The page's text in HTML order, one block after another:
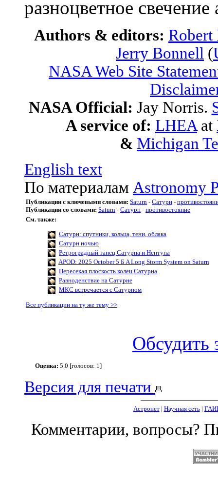
разноцветное
Authors & editors:
Jerry Bonnell (
NASA Web Site
NASA Official: Jay Norris.
A service of: LHEA at
& Michigan
English text
По материалам Astronomy
Публикации с ключевыми словами: Saturn - Сатурн -
Публикации со словами: Saturn - Сатурн - противостояние
См. также:
Сатурн: спутники, кольца, тени, облака
Сатурн ночью
Ретроградный танец Сатурна и Нептуна
APOD: 2025 October 5 Б A Long Storm System on Saturn
Пересекая плоскость колец Сатурна
Равноденствие на Сатурне
МКС встречается с Сатурном
Все публикации на ту же тему >>
Обсудить
Оценка: 5.0 [голосов: 1]
Версия для печати
Астронет| Научная сеть|
Комментарии, вопросы?